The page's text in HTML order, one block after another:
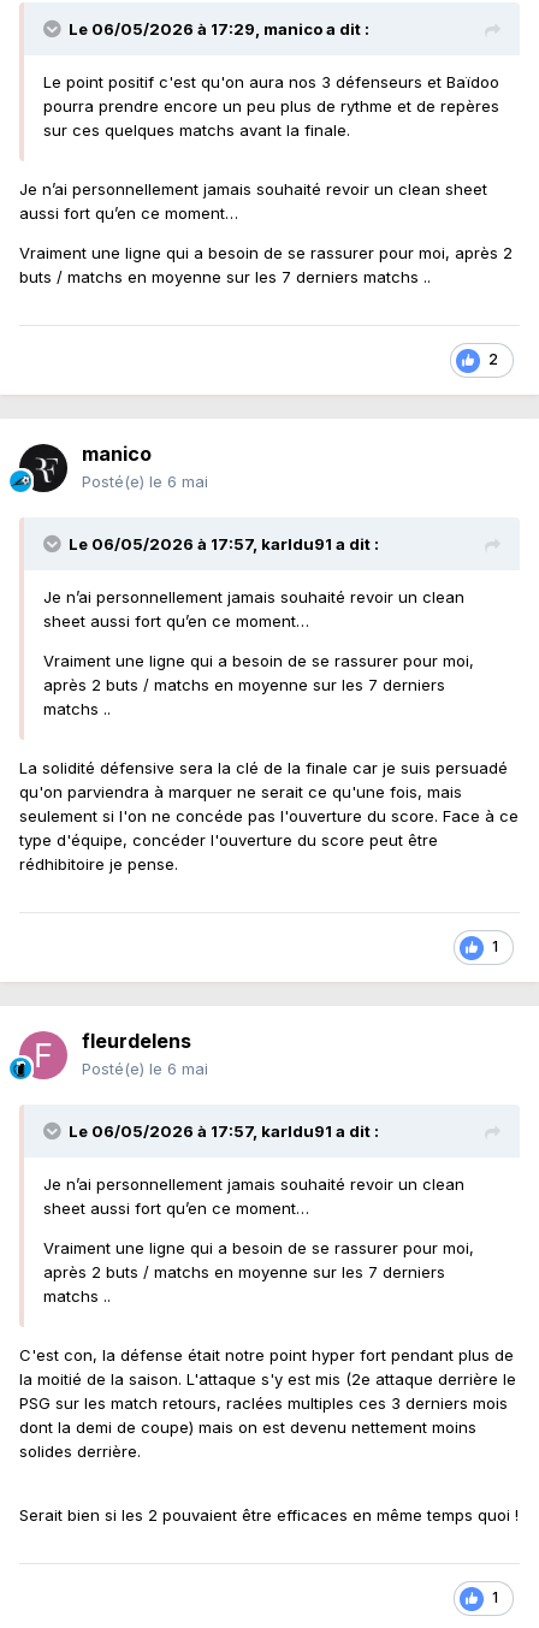
les matches de ce week-end. Mais en
mêmes.
À Brest (3-3), vous aviez laissé Thauvin,
banc, et leurs remplaçants vous avez
nouveau ?
Nantes est au pied du mur, mais en même
de la confiance. À quel type de match
s'attendre ?
mince espoir de se maintenir en Ligue 1
sont 17es avec 23 points)
et dans la manière
de gérer leur match, c'est soit ils lâchent les
chevaux d'entrée et tentent le tout pour le
tout pour gagner absolument, soit ils
adoptent une position un peu plus sage pour
pas dans la tête de Vahid.
Que vous inspire l'entraîneur nantais ?
Je lui tire un grand coup de chapeau. Parce
d'amour pour ce club. Après, je ne me vois
Durant ma formation en 2006, j'étais avec
Didier Santini, l'actuel entraîneur de Rodez et
m'expliquait un peu le niveau de détail dans
les séances, l'exigence. C'est vrai que c'est
quelqu'un qui me faisait peur du coup. Et
maintenant, je trouve qu'il y a beaucoup plus
de sympathie pour lui. Parce qu'au vu de ce
qu'il vit, au vu du fait qu'il soit suspendu pour
dommage. Il vient pour aider et je pense que
ce serait bien qu'il soit sur le banc, même si
malheureusement il a été exclu.
pour le titre de meilleur entraîneur de la
cette question, mais malgré tout, ma position
Le 06/05/2026 à 17:29, manicoa dit :
Le point positif c'est qu'on aura nos 3 défenseurs et Baïdoo
pourra prendre encore un peu plus de rythme et de repères
sur ces quelques matchs avant la finale.
Je n’ai personnellement jamais souhaité revoir un clean sheet
aussi fort qu’en ce moment…
Vraiment une ligne qui a besoin de se rassurer pour moi, après 2
buts / matchs en moyenne sur les 7 derniers matchs ..
2
manico
Posté(e) le 6 mai
Le 06/05/2026 à 17:57, karldu91 a dit :
Je n’ai personnellement jamais souhaité revoir un clean
sheet aussi fort qu’en ce moment…
Vraiment une ligne qui a besoin de se rassurer pour moi,
après 2 buts / matchs en moyenne sur les 7 derniers
matchs ..
La solidité défensive sera la clé de la finale car je suis persuadé
qu'on parviendra à marquer ne serait ce qu'une fois, mais
seulement si l'on ne concéde pas l'ouverture du score. Face à ce
type d'équipe, concéder l'ouverture du score peut être
rédhibitoire je pense.
1
fleurdelens
Posté(e) le 6 mai
Le 06/05/2026 à 17:57, karldu91 a dit :
Je n’ai personnellement jamais souhaité revoir un clean
sheet aussi fort qu’en ce moment…
Vraiment une ligne qui a besoin de se rassurer pour moi,
après 2 buts / matchs en moyenne sur les 7 derniers
matchs ..
C'est con, la défense était notre point hyper fort pendant plus de
la moitié de la saison. L'attaque s'y est mis (2e attaque derrière le
PSG sur les match retours, raclées multiples ces 3 derniers mois
dont la demi de coupe) mais on est devenu nettement moins
solides derrière.
Serait bien si les 2 pouvaient être efficaces en même temps quoi !
1